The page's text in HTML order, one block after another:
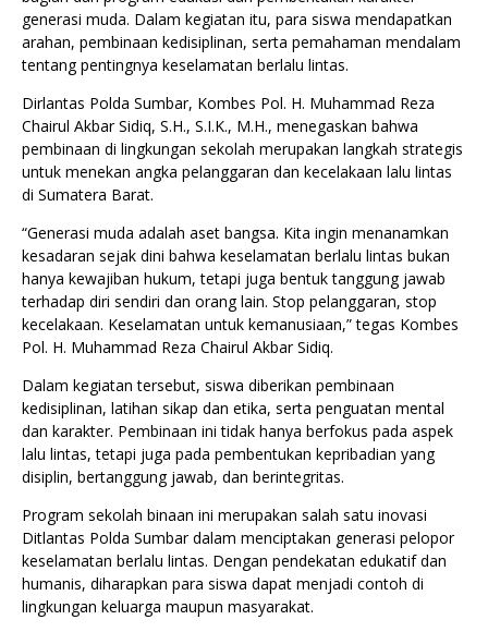
generasi muda. Dalam kegiatan itu, para siswa mendapatkan
arahan, pembinaan kedisiplinan, serta pemahaman mendalam
tentang pentingnya keselamatan berlalu lintas.
Dirlantas Polda Sumbar, Kombes Pol. H. Muhammad Reza
Chairul Akbar Sidiq, S.H., S.I.K., M.H., menegaskan bahwa
pembinaan di lingkungan sekolah merupakan langkah strategis
untuk menekan angka pelanggaran dan kecelakaan lalu lintas
di Sumatera Barat.
“Generasi muda adalah aset bangsa. Kita ingin menanamkan
kesadaran sejak dini bahwa keselamatan berlalu lintas bukan
hanya kewajiban hukum, tetapi juga bentuk tanggung jawab
terhadap diri sendiri dan orang lain. Stop pelanggaran, stop
kecelakaan. Keselamatan untuk kemanusiaan,” tegas Kombes
Pol. H. Muhammad Reza Chairul Akbar Sidiq.
Dalam kegiatan tersebut, siswa diberikan pembinaan
kedisiplinan, latihan sikap dan etika, serta penguatan mental
dan karakter. Pembinaan ini tidak hanya berfokus pada aspek
lalu lintas, tetapi juga pada pembentukan kepribadian yang
disiplin, bertanggung jawab, dan berintegritas.
Program sekolah binaan ini merupakan salah satu inovasi
Ditlantas Polda Sumbar dalam menciptakan generasi pelopor
keselamatan berlalu lintas. Dengan pendekatan edukatif dan
humanis, diharapkan para siswa dapat menjadi contoh di
lingkungan keluarga maupun masyarakat.